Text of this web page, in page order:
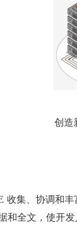
创造
收集、协调和
和全文，使开